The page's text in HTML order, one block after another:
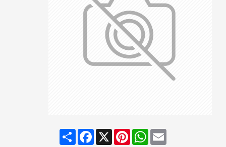
ShareFacebook
X PinterestWhatsApp
Email